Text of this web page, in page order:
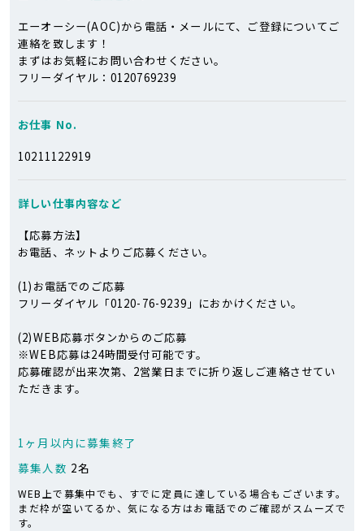
エーオーシー(AOC)から電話・メールにて、ご登録についてご
連絡を致します！
まずはお気軽にお問い合わせください。
フリーダイヤル：0120769239
お仕事 No.
10211122919
詳しい仕事内容など
【応募方法】
お電話、ネットよりご応募ください。
(1)お電話でのご応募
フリーダイヤル「0120-76-9239」におかけください。
(2)WEB応募ボタンからのご応募
※WEB応募は24時間受付可能です。
応募確認が出来次第、2営業日までに折り返しご連絡させてい
ただきます。
1ヶ月以内に募集終了
募集人数 2名
WEB上で募集中でも、すでに定員に達している場合もございます。
まだ枠が空いてるか、気になる方はお電話でのご確認がスムーズで
す。